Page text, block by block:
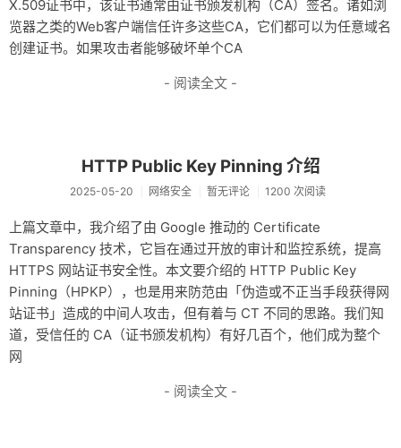
X.509证书中，该证书通常由证书颁发机构（CA）签名。诸如浏
览器之类的Web客户端信任许多这些CA，它们都可以为任意域名
创建证书。如果攻击者能够破坏单个CA
- 阅读全文 -
HTTP Public Key Pinning 介绍
2025-05-20 网络安全 暂无评论 1200 次阅读
上篇文章中，我介绍了由 Google 推动的 Certificate
Transparency 技术，它旨在通过开放的审计和监控系统，提高
HTTPS 网站证书安全性。本文要介绍的 HTTP Public Key
Pinning（HPKP），也是用来防范由「伪造或不正当手段获得网
站证书」造成的中间人攻击，但有着与 CT 不同的思路。我们知
道，受信任的 CA（证书颁发机构）有好几百个，他们成为整个
网
- 阅读全文 -